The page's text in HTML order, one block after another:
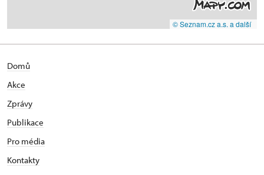
© Seznam.cz a.s. a další
Domů
Akce
Zprávy
Publikace
Pro média
Kontakty